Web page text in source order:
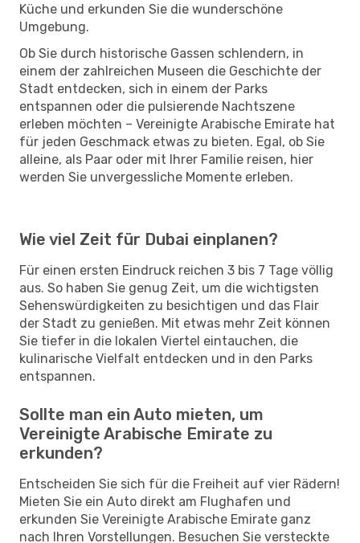
Küche und erkunden Sie die wunderschöne
Umgebung.
Ob Sie durch historische Gassen schlendern, in
einem der zahlreichen Museen die Geschichte der
Stadt entdecken, sich in einem der Parks
entspannen oder die pulsierende Nachtszene
erleben möchten – Vereinigte Arabische Emirate hat
für jeden Geschmack etwas zu bieten. Egal, ob Sie
alleine, als Paar oder mit Ihrer Familie reisen, hier
werden Sie unvergessliche Momente erleben.
Wie viel Zeit für Dubai einplanen?
Für einen ersten Eindruck reichen 3 bis 7 Tage völlig
aus. So haben Sie genug Zeit, um die wichtigsten
Sehenswürdigkeiten zu besichtigen und das Flair
der Stadt zu genießen. Mit etwas mehr Zeit können
Sie tiefer in die lokalen Viertel eintauchen, die
kulinarische Vielfalt entdecken und in den Parks
entspannen.
Sollte man ein Auto mieten, um
Vereinigte Arabische Emirate zu
erkunden?
Entscheiden Sie sich für die Freiheit auf vier Rädern!
Mieten Sie ein Auto direkt am Flughafen und
erkunden Sie Vereinigte Arabische Emirate ganz
nach Ihren Vorstellungen. Besuchen Sie versteckte